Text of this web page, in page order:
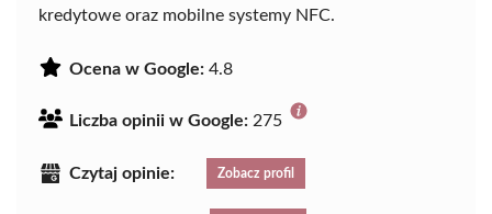
kredytowe oraz mobilne systemy NFC.
Ocena w Google: 4.8
Liczba opinii w Google: 275
Czytaj opinie: Zobacz profil